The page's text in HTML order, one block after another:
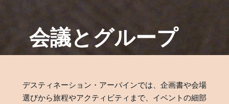
会議とグループ
デスティネーション・アーバインでは、企画書や会場
選びから旅程やアクティビティまで、イベントの細部